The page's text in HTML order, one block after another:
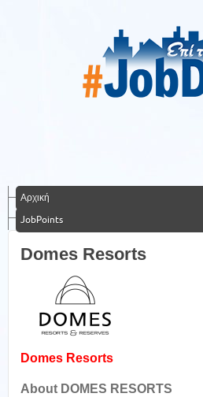
Αρχική
JobPoints
Domes Resorts
Domes Resorts
About DOMES RESORTS